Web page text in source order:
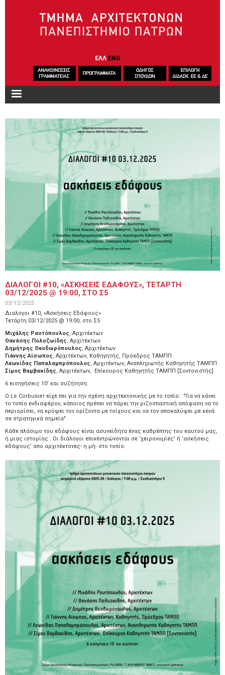
ΕΛΛ ENG
ΔΙΑΛΟΓΟΙ #10, «ΑΣΚΗΣΕΙΣ ΕΔΑΦΟΥΣ», ΤΕΤΑΡΤΗ
03/12/2025 @ 19:00, ΣΤΟ Σ5
03/12/2025
Διαλογοι #10, «Ασκήσεις Εδάφους»
Τετάρτη 03/12/2025 @ 19:00, στο Σ5
Μιχάλης Ραυτόπουλος, Αρχιτέκτων
Θανάσης Πολυζωίδης, Αρχιτέκτων
Δημήτρης Θεοδωρόπουλος, Αρχιτέκτων
Γιάννης Αίσωπος, Αρχιτέκτων, Καθηγητής, Πρόεδρος ΤΑΜΠΠ
Λεωνίδας Παπαλαμπρόπουλος, Αρχιτέκτων, Αναπληρωτής Καθηγητής ΤΑΜΠΠ
Σίμος Βαμβακίδης, Αρχιτέκτων, Επίκουρος Καθηγητής ΤΑΜΠΠ [Συντονιστής]
6 εισηγήσεις 10’ και συζήτηση
Ο Le Corbusier είχε πει για την σχέση αρχιτεκτονικής με το τοπίο: "Για να κάνει
το τοπίο ενδιαφέρον, κάποιος πρέπει να πάρει την ριζοσπαστική απόφαση να το
περιορίσει, να κρύψει τον ορίζοντα με τοίχους και να τον αποκαλύψει με κενά
σε στρατηγικά σημεία"
Κάθε πλάσιμο του εδάφους είναι ασυνείδητα ένας καθρέπτης του εαυτού μας,
ή μιας ιστορίας.. Οι διάλογοι επικεντρώνονται σε ‘χειρονομίες’ ή ‘ασκήσεις
εδάφους’ απο αρχιτέκτονες- η μή- στο τοπίο.